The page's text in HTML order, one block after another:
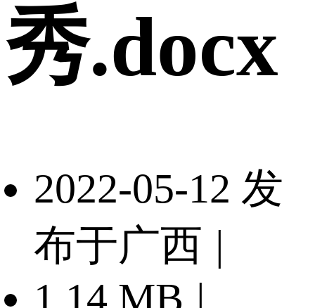
秀.docx
2022-05-12 发
布于广西 |
1.14 MB |